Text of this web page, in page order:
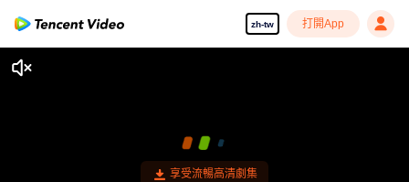
zh-tw 打開App